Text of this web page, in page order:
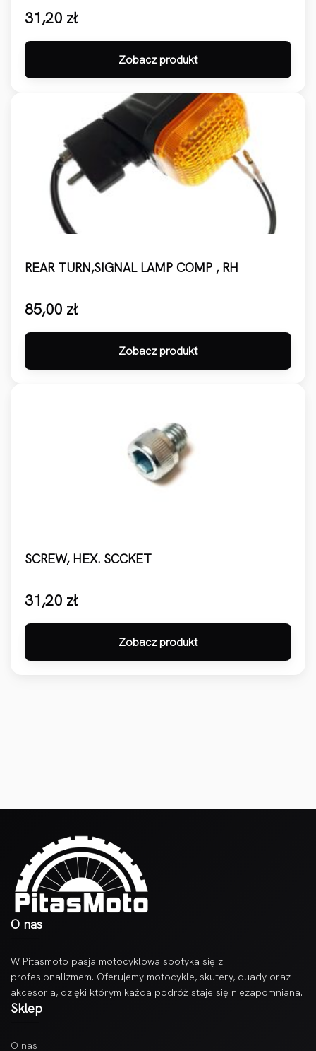
31,20 zł
Zobacz produkt
REAR TURN,SIGNAL LAMP COMP , RH
85,00 zł
Zobacz produkt
SCREW, HEX. SCCKET
31,20 zł
Zobacz produkt
O nas
W Pitasmoto pasja motocyklowa spotyka się z
profesjonalizmem. Oferujemy motocykle, skutery, quady oraz
akcesoria, dzięki którym każda podróż staje się niezapomniana.
Sklep
O nas